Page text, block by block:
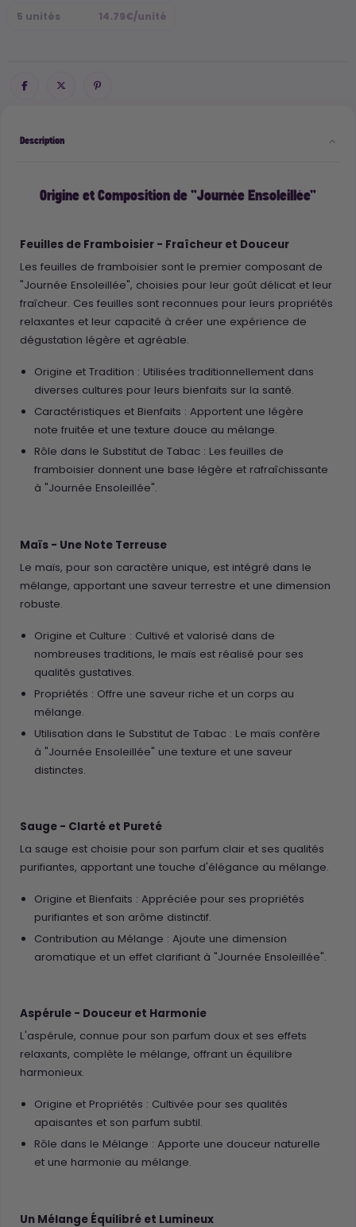
5 unités 14.79€/unité
Description
Origine et Composition de "Journée Ensoleillée"
Feuilles de Framboisier - Fraîcheur et Douceur
Les feuilles de framboisier sont le premier composant de
"Journée Ensoleillée", choisies pour leur goût délicat et leur
fraîcheur. Ces feuilles sont reconnues pour leurs propriétés
relaxantes et leur capacité à créer une expérience de
dégustation légère et agréable.
Origine et Tradition : Utilisées traditionnellement dans
diverses cultures pour leurs bienfaits sur la santé.
Caractéristiques et Bienfaits : Apportent une légère
note fruitée et une texture douce au mélange.
Rôle dans le Substitut de Tabac : Les feuilles de
framboisier donnent une base légère et rafraîchissante
à "Journée Ensoleillée".
Maïs - Une Note Terreuse
Le maïs, pour son caractère unique, est intégré dans le
mélange, apportant une saveur terrestre et une dimension
robuste.
Origine et Culture : Cultivé et valorisé dans de
nombreuses traditions, le maïs est réalisé pour ses
qualités gustatives.
Propriétés : Offre une saveur riche et un corps au
mélange.
Utilisation dans le Substitut de Tabac : Le maïs confère
à "Journée Ensoleillée" une texture et une saveur
distinctes.
Sauge - Clarté et Pureté
La sauge est choisie pour son parfum clair et ses qualités
purifiantes, apportant une touche d'élégance au mélange.
Origine et Bienfaits : Appréciée pour ses propriétés
purifiantes et son arôme distinctif.
Contribution au Mélange : Ajoute une dimension
aromatique et un effet clarifiant à "Journée Ensoleillée".
Aspérule - Douceur et Harmonie
L'aspérule, connue pour son parfum doux et ses effets
relaxants, complète le mélange, offrant un équilibre
harmonieux.
Origine et Propriétés : Cultivée pour ses qualités
apaisantes et son parfum subtil.
Rôle dans le Mélange : Apporte une douceur naturelle
et une harmonie au mélange.
Un Mélange Équilibré et Lumineux